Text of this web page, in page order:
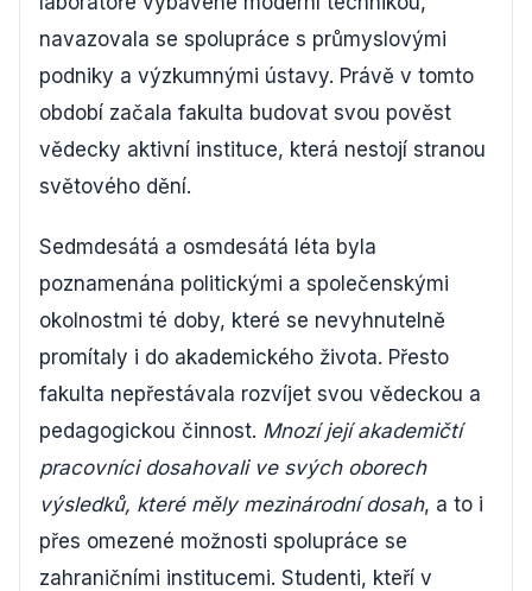
navazovala se spolupráce s průmyslovými
podniky a výzkumnými ústavy. Právě v tomto
období začala fakulta budovat svou pověst
vědecky aktivní instituce, která nestojí stranou
světového dění.
Sedmdesátá a osmdesátá léta byla
poznamenána politickými a společenskými
okolnostmi té doby, které se nevyhnutelně
promítaly i do akademického života. Přesto
fakulta nepřestávala rozvíjet svou vědeckou a
pedagogickou činnost. Mnozí její akademičtí
pracovníci dosahovali ve svých oborech
výsledků, které měly mezinárodní dosah, a to i
přes omezené možnosti spolupráce se
zahraničními institucemi. Studenti, kteří v